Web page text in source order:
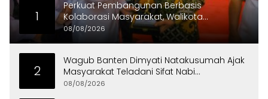
1
Perkuat Pembangunan Berbasis
Kolaborasi Masyarakat, Walikota
Tangerang Raih LPM Award 2026
08/08/2026
2
Wagub Banten Dimyati Natakusumah Ajak
Masyarakat Teladani Sifat Nabi
Muhammad
08/08/2026